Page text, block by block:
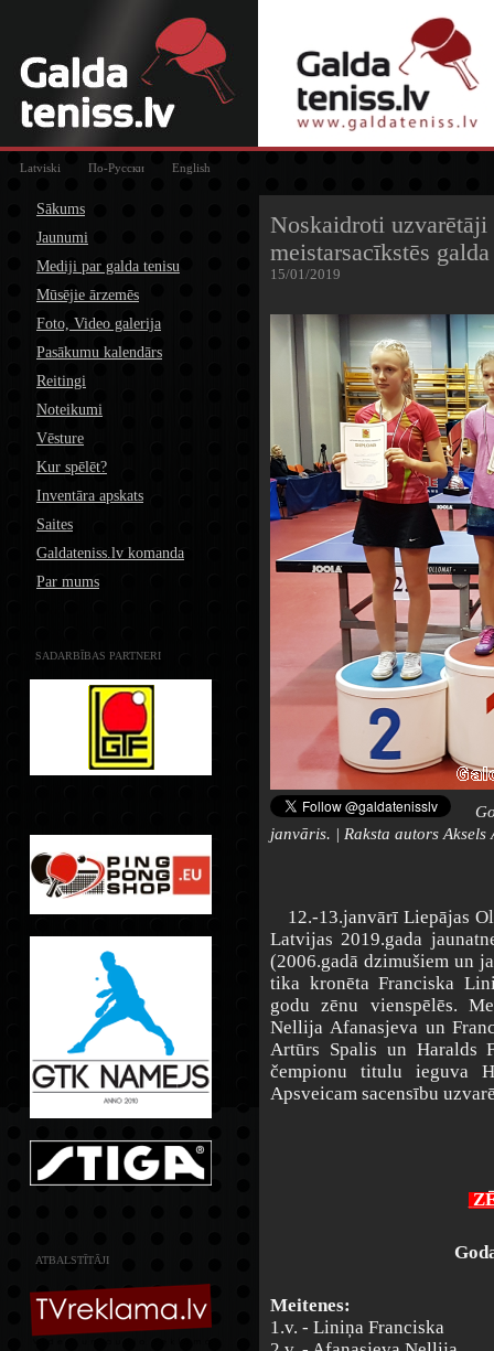
Latviski По-Русски English
Sākums
Jaunumi
Mediji par galda tenisu
Mūsējie ārzemēs
Foto, Video galerija
Pasākumu kalendārs
Reitingi
Noteikumi
Vēsture
Kur spēlēt?
Inventāra apskats
Saites
Galdateniss.lv komanda
Par mums
SADARBĪBAS PARTNERI
ATBALSTĪTĀJI
Noskaidroti uzvarētāji
meistarsacīkstēs
15/01/2019
janvāris. | Raksta autors Aksels
12.-13.janvārī Liepājas
Latvijas 2019.gada
(2006.gadā dzimušiem un
tika kronēta Franciska
godu zēnu vienspēlēs.
Nellija Afanasjeva un
Artūrs Spalis un Haralds
čempionu titulu ieguva
Apsveicam sacensību
Meitenes:
1.v. - Liniņa Franciska